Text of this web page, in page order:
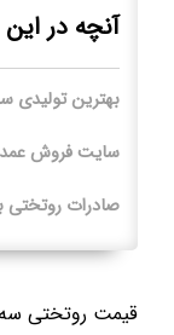
آنچه در
بهترین
سایت فروش عمده
صادرات روتختی
قیمت روتختی